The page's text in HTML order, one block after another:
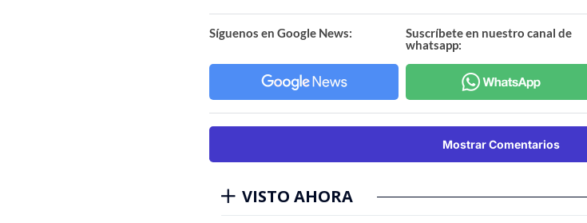
Síguenos en Google News:
Suscríbete en nuestro canal de
whatsapp:
Mostrar Comentarios
VISTO AHORA